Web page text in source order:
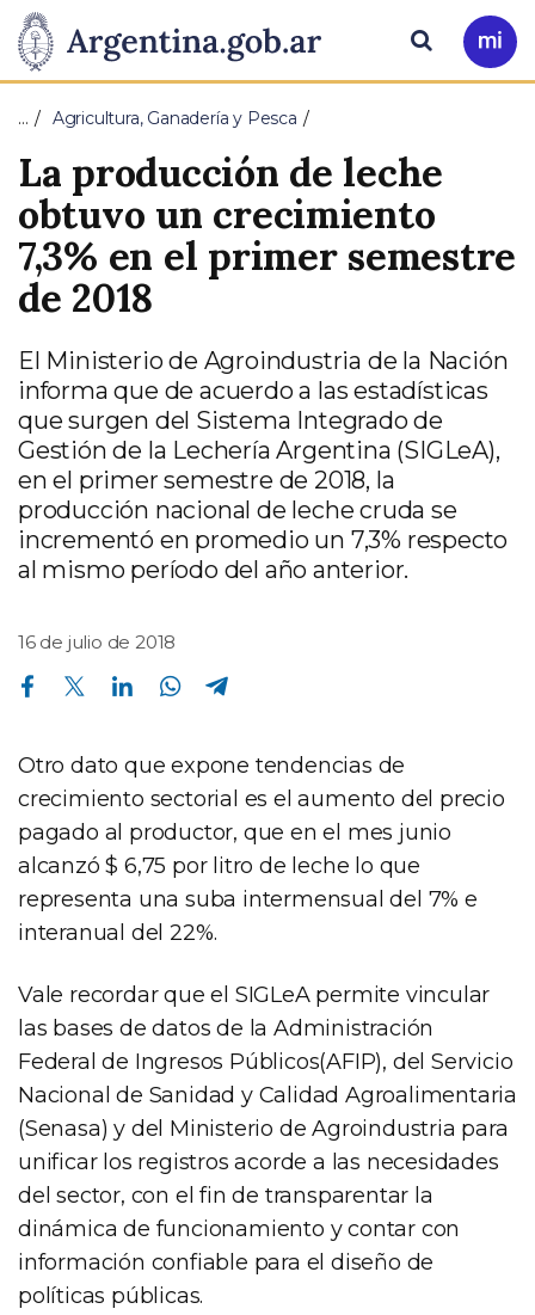
Presidencia
de
la
Nación
Pasar al contenido principal
Ir
a
Buscar
… Agricultura, Ganadería y Pesca
La producción de leche
obtuvo un crecimiento
7,3% en el primer semestre
de 2018
El Ministerio de Agroindustria de la Nación
informa que de acuerdo a las estadísticas
que surgen del Sistema Integrado de
Gestión de la Lechería Argentina (SIGLeA),
en el primer semestre de 2018, la
producción nacional de leche cruda se
incrementó en promedio un 7,3% respecto
al mismo período del año anterior.
16 de julio de 2018
Compartir en Facebook Compartir en Twitter Compartir en Linkedin Compartir en Whatsapp
Otro dato que expone tendencias de
crecimiento sectorial es el aumento del precio
pagado al productor, que en el mes junio
alcanzó $ 6,75 por litro de leche lo que
representa una suba intermensual del 7% e
interanual del 22%.
Vale recordar que el SIGLeA permite vincular
las bases de datos de la Administración
Federal de Ingresos Públicos(AFIP), del Servicio
Nacional de Sanidad y Calidad Agroalimentaria
(Senasa) y del Ministerio de Agroindustria para
unificar los registros acorde a las necesidades
del sector, con el fin de transparentar la
dinámica de funcionamiento y contar con
información confiable para el diseño de
políticas públicas.